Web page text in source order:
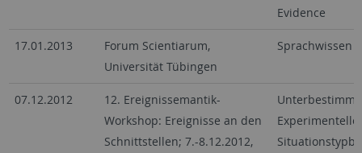
Evidence
17.01.2013
Forum Scientiarum,
Universität Tübingen
Sprachwissen
07.12.2012
12. Ereignissemantik-
Workshop: Ereignisse an den
Schnittstellen; 7.-8.12.2012,
Experimentelle